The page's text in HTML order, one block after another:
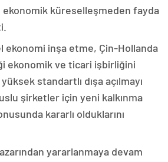
küreselleşmeden fayda
ekonomi inşa etme, Çin-Hollanda
ekonomik ve ticari işbirliğini
standartlı dışa açılmayı
şirketler için yeni kalkınma
kararlı olduklarını
yararlanmaya devam